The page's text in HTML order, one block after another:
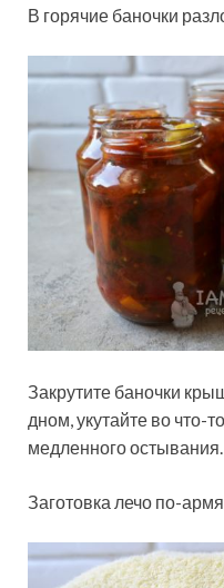
В горячие баночки
Закрутите баночки
дном, укутайте во что-
медленного остывания.
Заготовка лечо по-